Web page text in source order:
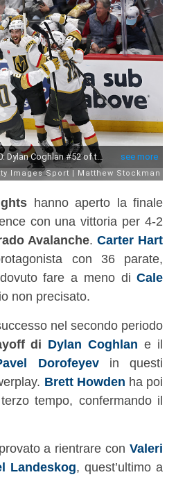
hanno aperto la finale
con una vittoria per 4-2
Avalanche.Carter Hart
con 36 parate,
fare a meno diCale
non precisato.
nel secondo periodo
di Dylan Coghlan e il
Dorofeyevin questi
Brett Howden ha poi
tempo, confermando il
a rientrare conValeri
Landeskog, quest’ultimo a